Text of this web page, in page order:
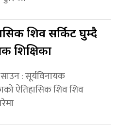
शिव सर्किट घुम्दै
शिक्षिका
: सूर्यविनायक
ऐतिहासिक शिव शिव